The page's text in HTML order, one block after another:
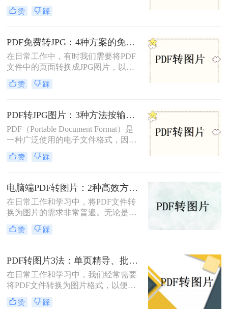
便于在多种设备和平台上进行浏览和
分享。那么pdf怎么转换成jpg图片免
换成JPG图片的方法。
赞 踩
PDF免费转JPG：4种方案的免费次数、文件限制和效果对照！
在日常工作中，有时我们需要将PDF
文件中的页面转换成JPG图片，以便
在不同的应用场景中使用。那么怎么
把pdf转换成jpg图片免费呢？本文将
轻松完成PDF到JPG的转换。
赞 踩
PDF转JPG图片：3种方法按输出质量和批量需求选择！
PDF（Portable Document Format）是
一种广泛使用的电子文件格式，因其
跨平台性和良好的排版效果而受到青
睐。然而，在某些情况下，我们可能
式，以便更方便地在不同设备或软件
上进行查看和编辑。那么pdf怎么转换
成jpg图片呢？本文将介绍四种常用的
将PDF文件转换为JPG图片的方法，
帮助您根据不同的需求选择最合适的
方式。
赞 踩
电脑端PDF转图片：2种高效方法的详细操作和参数配置!
在日常工作和学习中，将PDF文件转
换为图片的需求非常普遍。无论是为
了方便分享、展示还是进一步处理，
掌握几种高效的PDF转图片方法都是
图片呢？本文将详细介绍两种常见的
电脑上PDF转图片方法，帮助用户轻
松完成文件格式转换。
赞 踩
PDF转图片3法：单页精导、批量快导、截图应急各取所需！
在日常工作和学习中，我们经常需要
将PDF文件转换为图片格式，以便进
行分享、打印或进一步的图像处理。
那么怎么把pdf转图片呢？本文将介绍
赞 踩